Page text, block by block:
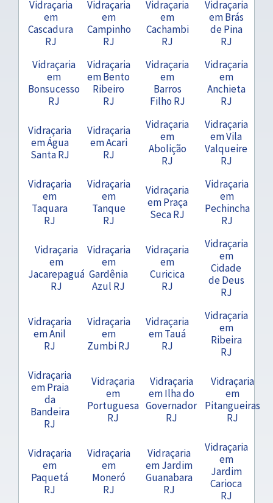
Vidraçaria
em
Cascadura
RJ
Vidraçaria
em
Campinho
RJ
Vidraçaria
em
Cachambi
RJ
Vidraçaria
em Brás
de Pina
RJ
Vidraçaria
em
Bonsucesso
RJ
Vidraçaria
em Bento
Ribeiro
RJ
Vidraçaria
em
Barros
Filho RJ
Vidraçaria
em
Anchieta
RJ
Vidraçaria
em Água
Santa RJ
Vidraçaria
em Acari
RJ
Vidraçaria
em
Abolição
RJ
Vidraçaria
em Vila
Valqueire
RJ
Vidraçaria
em
Taquara
RJ
Vidraçaria
em
Tanque
RJ
Vidraçaria
em Praça
Seca RJ
Vidraçaria
em
Pechincha
RJ
Vidraçaria
em
Jacarepaguá
RJ
Vidraçaria
em
Gardênia
Azul RJ
Vidraçaria
em
Curicica
RJ
Vidraçaria
em
Cidade
de Deus
RJ
Vidraçaria
em Anil
RJ
Vidraçaria
em
Zumbi RJ
Vidraçaria
em Tauá
RJ
Vidraçaria
em
Ribeira
RJ
Vidraçaria
em Praia
da
Bandeira
RJ
Vidraçaria
em
Portuguesa
RJ
Vidraçaria
em Ilha do
Governador
RJ
Vidraçaria
em
Pitangueiras
RJ
Vidraçaria
em
Paquetá
RJ
Vidraçaria
em
Moneró
RJ
Vidraçaria
em Jardim
Guanabara
RJ
Vidraçaria
em
Jardim
Carioca
RJ